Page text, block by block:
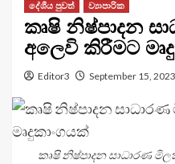
දේශීය පුවත් ව්‍යාපාරික
කෘෂි නිෂ්පාදන
අලෙවි කිරීමට
Editor3 September 15, 2023
කෘෂි නිෂ්පාදන සාධාරණ